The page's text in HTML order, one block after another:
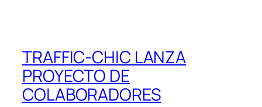
TRAFFIC-CHIC LANZA
PROYECTO DE
COLABORADORES